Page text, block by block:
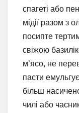
спагеті або
мідії разом з
посипте
свіжою
м’ясо, не
пасти
більш
чилі або